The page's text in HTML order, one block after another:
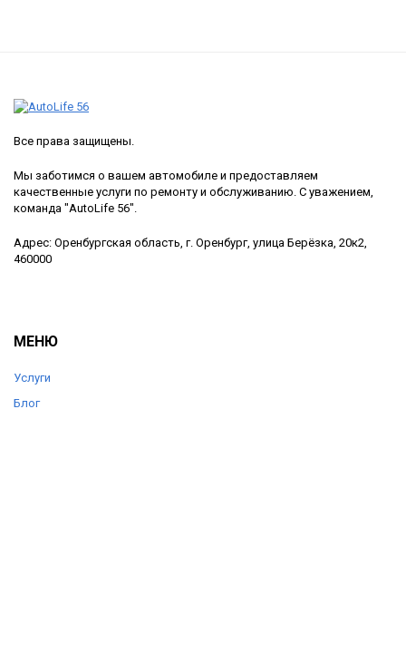
Все права защищены.
Мы заботимся о вашем автомобиле и предоставляем
качественные услуги по ремонту и обслуживанию. С уважением,
команда "AutoLife 56".
Адрес: Оренбургская область, г. Оренбург, улица Берёзка, 20к2,
460000
МЕНЮ
Услуги
Блог